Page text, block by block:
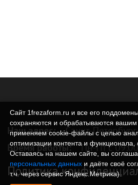
Наш адрес: Санкт-
Время работы: Пн-Пт с
Политика
Сайт 1frezaform.ru и все его
сохраняются и обрабатываются
применяем cookie‑файлы с целью
оптимизации контента и
Оставаясь на нашем сайте, вы
персональных данных и даёте своё
т.ч. через сервис Яндекс.Метрика).